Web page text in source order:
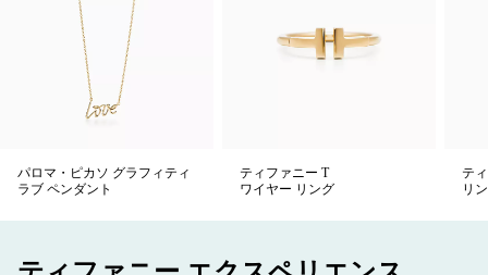
パロマ・ピカソ グラフィティ
ラブ ペンダント
ティファニー T
ワイヤー リング
テ
リ